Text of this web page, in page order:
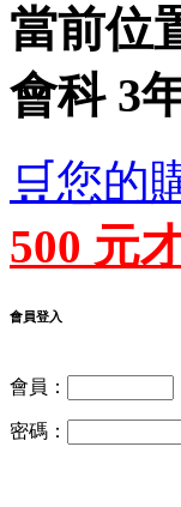
當前位
會科 3
🛒您的
500 元
會員登入
會員：
密碼：